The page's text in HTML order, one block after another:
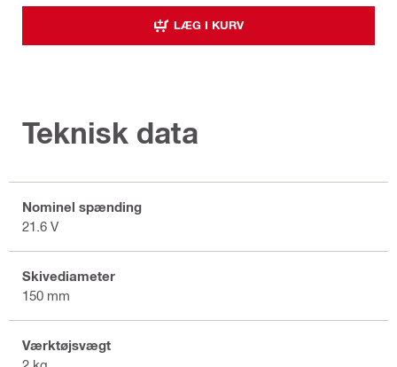
LÆG I KURV
Teknisk data
Nominel spænding
21.6 V
Skivediameter
150 mm
Værktøjsvægt